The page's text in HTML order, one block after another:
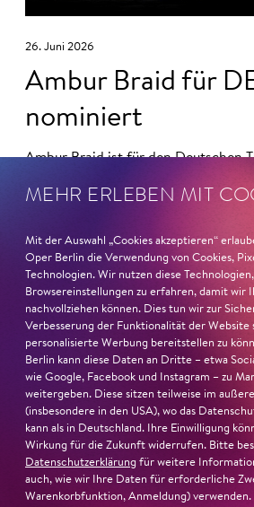
26. Juni 2026
Ambur Braid für
nominiert
Ambur Braidist für den Deutschen
Musiktheater«. Ihr eindrucksvolles
Macbeth von Mzensk sei jederzeit
Publikum in ihren Bann, fordere
Mitleiden heraus – niemand im Saal
zurück, lobt die Jury Ambur Braids
und ihre starke Bühnenpräsenz:
»In dem überwältigenden
sind Auflehnung und Verletzlichkeit
wie die verzweifelte Einsamkeit
Begründung
MEHR ERLEBEN MIT
Mit der Auswahl „Cookies akzeptieren“
Oper Berlin die Verwendung von Cookies,
Technologien. Wir nutzen diese
Browsereinstellungen zu erfahren, damit wir
nachvollziehen können. Dies tun wir zur
Verbesserung der Funktionalität der Website
personalisierte Werbung bereitstellen zu
Berlin kann diese Daten an Dritte – etwa
wie Google, Facebook und Instagram – zu
weitergeben. Diese sitzen teilweise im
(insbesondere in den USA), wo das
kann als in Deutschland. Ihre Einwilligung
Wirkung für die Zukunft widerrufen. Bitte
Datenschutzerklärung für weitere
auch, wie wir Ihre Daten für erforderliche
Warenkorbfunktion, Anmeldung)